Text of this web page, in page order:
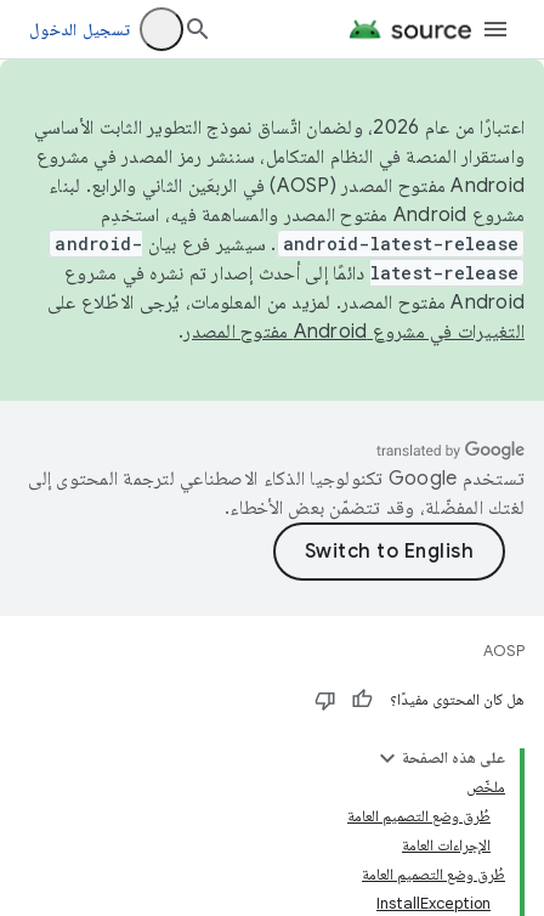
تسجيل الدخول
اعتبارًا من عام 2026، ولضمان اتّساق نموذج التطوير الثابت الأساسي
واستقرار المنصة في النظام المتكامل، سننشر رمز المصدر في مشروع
Android مفتوح المصدر (AOSP) في الربعَين الثاني والرابع. لبناء
مشروع Android مفتوح المصدر والمساهمة فيه، استخدِم
android-latest-release . سيشير فرع بيان android-
latest-release دائمًا إلى أحدث إصدار تم نشره في مشروع
Android مفتوح المصدر. لمزيد من المعلومات، يُرجى الاطّلاع على
التغييرات في مشروع Android مفتوح المصدر
.
تستخدم Google تكنولوجيا الذكاء الاصطناعي لترجمة المحتوى إلى
لغتك المفضّلة، وقد تتضمّن بعض الأخطاء.
AOSP
هل كان المحتوى مفيدًا؟
على هذه الصفحة
ملخّص
طُرق وضع التصميم العامة
الإجراءات العامة
طُرق وضع التصميم العامة
InstallException